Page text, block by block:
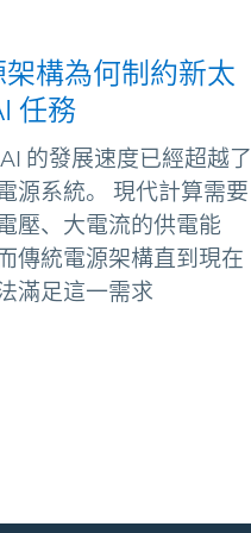
架構為何制約新太
任務
的發展速度已經超越了
源系統。 現代計算需要
壓、大電流的供電能
傳統電源架構直到現在
滿足這一需求